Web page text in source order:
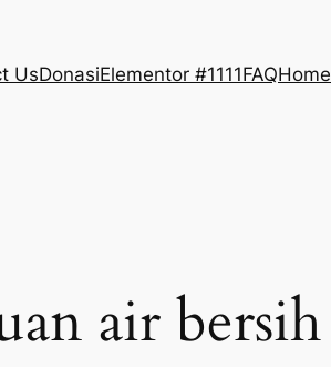
UsDonasiElementor #1111FAQHome
air bersih